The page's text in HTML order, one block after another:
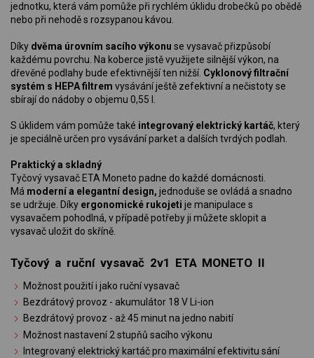
jednotku, která vám pomůže při rychlém úklidu drobečků po obědě
nebo při nehodě s rozsypanou kávou.
Díky dvěma úrovním sacího výkonu se vysavač přizpůsobí
každému povrchu. Na koberce jistě využijete silnější výkon, na
dřevěné podlahy bude efektivnější ten nižší. Cyklonový filtrační
systém s HEPA filtrem vysávání ještě zefektivní a nečistoty se
sbírají do nádoby o objemu 0,55 l.
S úklidem vám pomůže také integrovaný elektrický kartáč, který
je speciálně určen pro vysávání parket a dalších tvrdých podlah.
Praktický a skladný
Tyčový vysavač ETA Moneto padne do každé domácnosti.
Má moderní a elegantní design, jednoduše se ovládá a snadno
se udržuje. Díky ergonomické rukojeti je manipulace s
vysavačem pohodlná, v případě potřeby ji můžete sklopit a
vysavač uložit do skříně.
Tyčový a ruční vysavač 2v1 ETA MONETO II
Možnost použití i jako ruční vysavač
Bezdrátový provoz - akumulátor 18 V Li-ion
Bezdrátový provoz - až 45 minut na jedno nabití
Možnost nastavení 2 stupňů sacího výkonu
Integrovaný elektrický kartáč pro maximální efektivitu sání